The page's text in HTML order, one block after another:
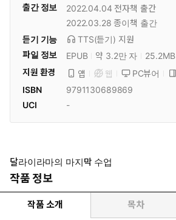
출간 정보 2022.04.04 전자책 출간
2022.03.28 종이책 출간
듣기 기능
TTS(듣기) 지원
파일 정보
EPUB 약 3.2만 자
25.2MB
지원 환경
앱 웹 PC뷰어
ISBN
9791130689869
UCI
-
달라이라마의 마지막 수업
작품 정보
작품 소개 목차